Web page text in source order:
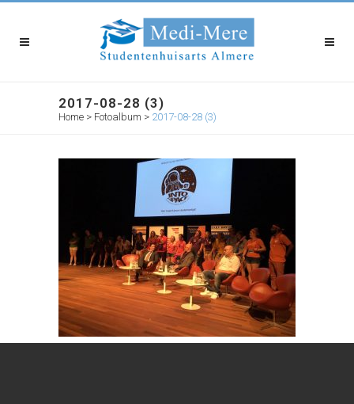
2017-08-28 (3)
Home > Fotoalbum > 2017-08-28 (3)